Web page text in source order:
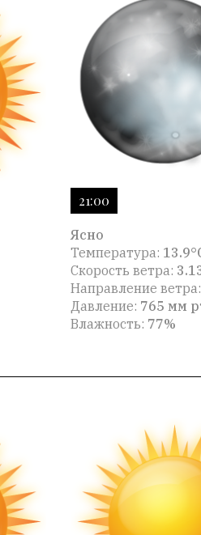
21:00
Ясно
Температура:
Скорость ветра:
Направление ветра:
Давление: 765 мм
Влажность: 77%